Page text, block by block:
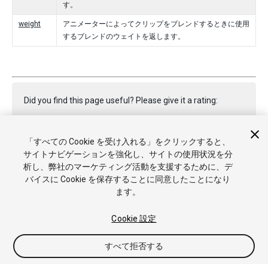
す。
weight
アニメーターによってクリップをブレンドするときに使用
するブレンドのウェイトを返します。
Did you find this page useful? Please give it a rating:
Report a problem on this page
Copyright © 2017 Unity Technologies. Publication 2017.1
チュートリアル
Answers ナレッジベース
「すべての Cookie を受け入れる」をクリックすると、
サイトナビゲーションを強化し、サイトの使用状況を分
析し、弊社のマーケティング活動を支援するために、デ
バイスに Cookie を保存することに同意したことになり
ます。
Cookie 設定
すべて拒否する